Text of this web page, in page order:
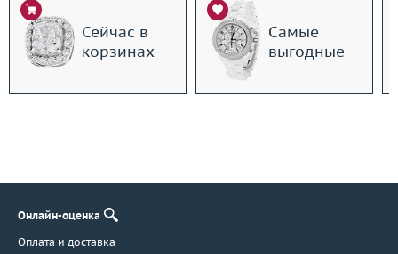
Сейчас в
корзинах
Самые
выгодные
Онлайн-оценка
Оплата и доставка